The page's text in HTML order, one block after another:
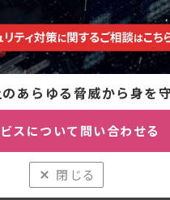
報漏えいの実態とそれが与
ティ対策を取ることは必須
あらゆる脅威から身を
スについて問い合わせる
閉じる